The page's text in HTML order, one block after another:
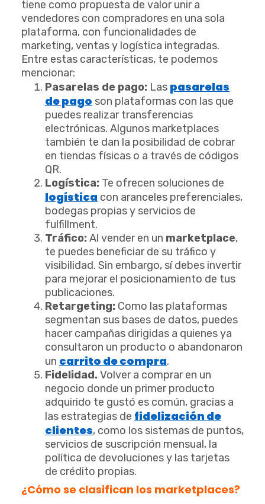
tiene como propuesta de valor unir a
vendedores con compradores en una sola
plataforma, con funcionalidades de
marketing, ventas y logística integradas.
Entre estas características, te podemos
mencionar:
Pasarelas de pago: Las pasarelas
de pago son plataformas con las que
puedes realizar transferencias
electrónicas. Algunos marketplaces
también te dan la posibilidad de cobrar
en tiendas físicas o a través de códigos
QR.
Logística: Te ofrecen soluciones de
logística con aranceles preferenciales,
bodegas propias y servicios de
fulfillment.
Tráfico:Al vender en un marketplace,
te puedes beneficiar de su tráfico y
visibilidad. Sin embargo, sí debes invertir
para mejorar el posicionamiento de tus
publicaciones.
Retargeting: Como las plataformas
segmentan sus bases de datos, puedes
hacer campañas dirigidas a quienes ya
consultaron un producto o abandonaron
un carrito de compra.
Fidelidad.Volver a comprar en un
negocio donde un primer producto
adquirido te gustó es común, gracias a
las estrategias de fidelización de
clientes, como los sistemas de puntos,
servicios de suscripción mensual, la
política de devoluciones y las tarjetas
de crédito propias.
¿Cómo se clasifican los marketplaces?